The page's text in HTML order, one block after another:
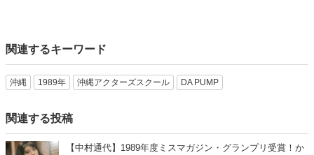
関連するキーワード
沖縄 1989年 沖縄アクターズスクール DA PUMP
関連する投稿
【中村通代】1989年度ミスマガジン・グランプリ受賞！か